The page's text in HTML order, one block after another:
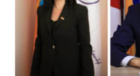
բոլոր մարդկանց»
պատուհաններն ու դռները
ՄԵԿ ԺԱՄԱլիևն ու Թրամփը
41 ՐՈՊԵ
«Ինտեր»-ը հաղթեց